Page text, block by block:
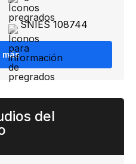
SNIES 108744
más
del